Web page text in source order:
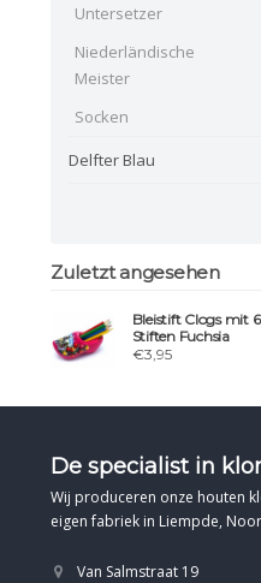
Untersetzer
Niederländische
Meister
Socken
Delfter Blau
Zuletzt angesehen
Bleistift Clogs mit 6
Stiften Fuchsia
€3,95
De specialist in
Wij produceren onze houten
eigen fabriek in Liempde,
Van Salmstraat 19